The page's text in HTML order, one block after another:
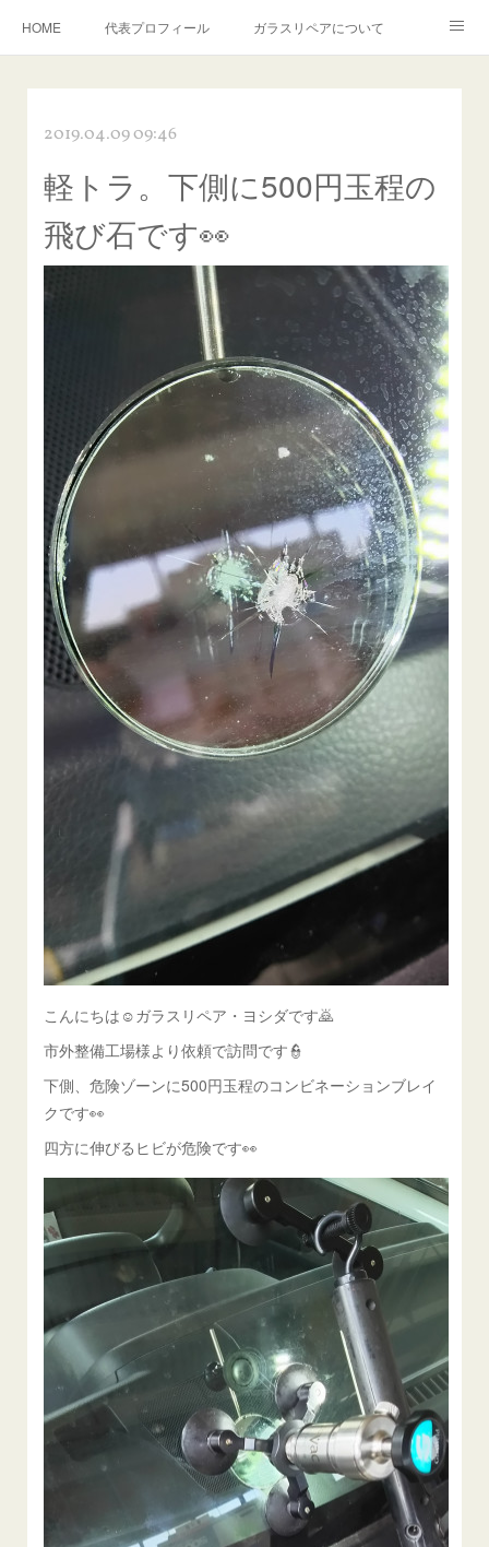
HOME 代表プロフィール ガラスリペアについて
飛び石施工料金について ガラスキズ取り/研磨・磨き・鱗取り
当店へのアクセス 建築ガラスキズ取り・研磨・磨き
【プロ使用】フッ素系ガラストリートメント『アクアペル』
当店の良心的価格の理由について
欧州車モールの白サビやシミを落とす！
instagram記事 ガラスリペア施工価格
飛び石ひび割れでヒビ先が伸びた場合は？
2019.04.09 09:46
軽トラ。下側に500円玉程の
飛び石です👀
こんにちは☺ガラスリペア・ヨシダです🙇
市外整備工場様より依頼で訪問です👮
下側、危険ゾーンに500円玉程のコンビネーションブレイ
クです👀
四方に伸びるヒビが危険です👀